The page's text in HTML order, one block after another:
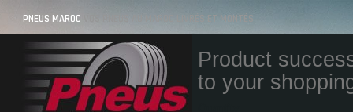
PNEUS MAROC VOS PNEUS AU MAROC LIVRÉS ET MONTÉS
Product
to your